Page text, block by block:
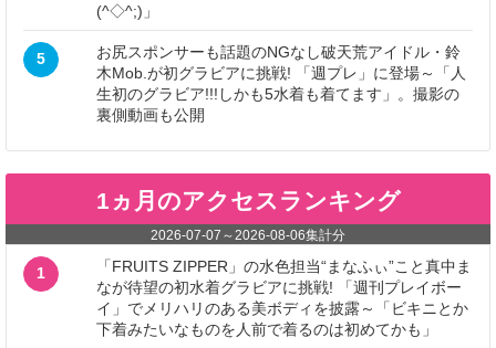
(^◇^;)」
5
お尻スポンサーも話題のNGなし破天荒アイドル・鈴
木Mob.が初グラビアに挑戦! 「週プレ」に登場～「人
生初のグラビア!!!しかも5水着も着てます」。撮影の
裏側動画も公開
1ヵ月のアクセスランキング
2026-07-07 ～ 2026-08-06集計分
1
「FRUITS ZIPPER」の水色担当“まなふぃ”こと真中ま
なが待望の初水着グラビアに挑戦! 「週刊プレイボー
イ」でメリハリのある美ボディを披露～「ビキニとか
下着みたいなものを人前で着るのは初めてかも」